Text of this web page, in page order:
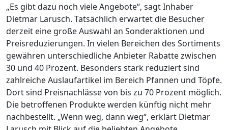
„Es gibt dazu noch viele Angebote“, sagt Inhaber
Dietmar Larusch. Tatsächlich erwartet die Besucher
derzeit eine große Auswahl an Sonderaktionen und
Preisreduzierungen. In vielen Bereichen des Sortiments
gewähren unterschiedliche Anbieter Rabatte zwischen
30 und 40 Prozent. Besonders stark reduziert sind
zahlreiche Auslaufartikel im Bereich Pfannen und Töpfe.
Dort sind Preisnachlässe von bis zu 70 Prozent möglich.
Die betroffenen Produkte werden künftig nicht mehr
nachbestellt. „Wenn weg, dann weg“, erklärt Dietmar